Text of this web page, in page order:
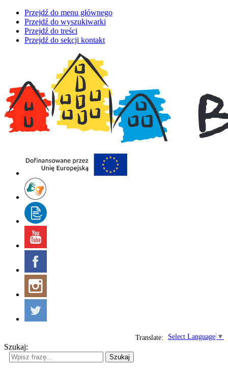
Przejdź do menu głównego
Przejdź do wyszukiwarki
Przejdź do treści
Przejdź do sekcji kontakt
Select Language ▼
Translate:
Szukaj:
Szukaj